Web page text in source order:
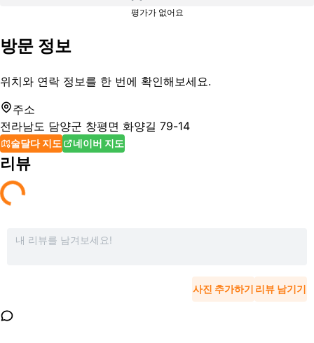
평가가 없어요
방문 정보
위치와 연락 정보를 한 번에 확인해보세요.
주소
전라남도 담양군 창평면 화양길 79-14
술달다 지도 네이버 지도
리뷰
사진 추가하기 리뷰 남기기